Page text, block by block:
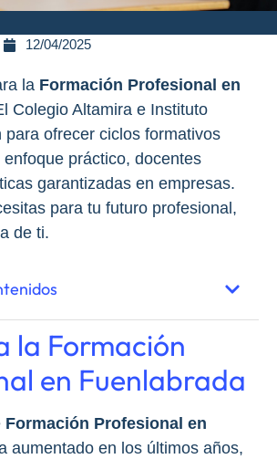
12/04/2025
la Formación Profesional en
Colegio Altamira e Instituto
para ofrecer ciclos formativos
práctico, docentes
garantizadas en empresas.
para tu futuro profesional,
de ti.
la Formación
en Fuenlabrada
Formación Profesional en
aumentado en los últimos años,